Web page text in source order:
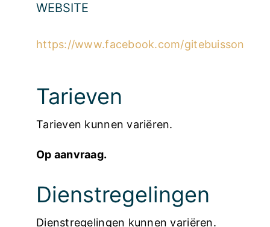
WEBSITE
https://www.facebook.com/gitebuisson
Tarieven
Tarieven kunnen variëren.
Op aanvraag.
Dienstregelingen
Dienstregelingen kunnen variëren.